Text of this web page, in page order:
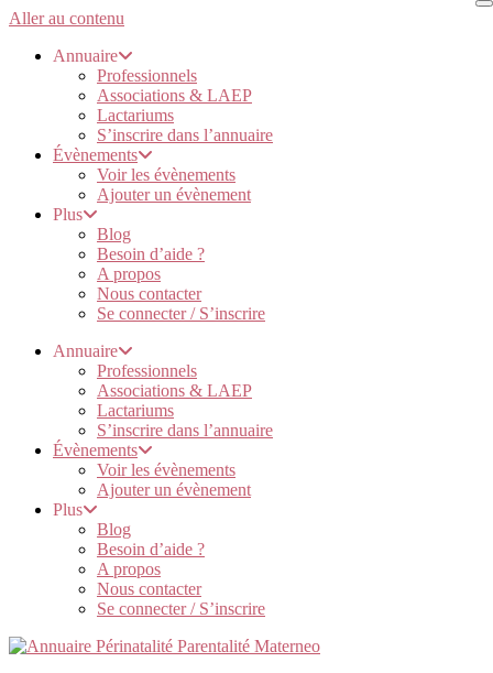
Aller au contenu
Annuaire
Professionnels
Associations & LAEP
Lactariums
S’inscrire dans l’annuaire
Évènements
Voir les évènements
Ajouter un évènement
Plus
Blog
Besoin d’aide ?
A propos
Nous contacter
Se connecter / S’inscrire
Annuaire
Professionnels
Associations & LAEP
Lactariums
S’inscrire dans l’annuaire
Évènements
Voir les évènements
Ajouter un évènement
Plus
Blog
Besoin d’aide ?
A propos
Nous contacter
Se connecter / S’inscrire